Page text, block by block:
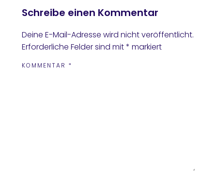
Schreibe einen Kommentar
Deine E-Mail-Adresse wird nicht veröffentlicht.
Erforderliche Felder sind mit* markiert
KOMMENTAR *